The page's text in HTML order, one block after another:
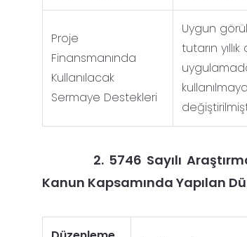
Proje
Finansmanında
Kullanılacak
Sermaye Destekleri
Uygun
tutarın
2. 5746 Sayılı Araştırma,
Kanun Kapsamında Yapılan